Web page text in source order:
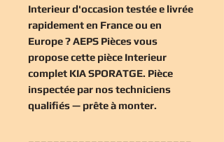
Interieur d'occasion testée e livrée
rapidement en France ou en
Europe ? AEPS Pièces vous
propose cette pièce Interieur
complet KIA SPORATGE. Pièce
inspectée par nos techniciens
qualifiés — prête à monter.